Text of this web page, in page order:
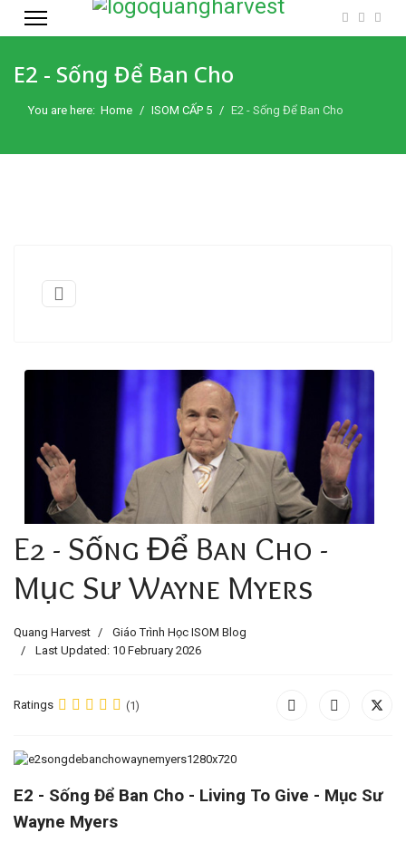
E2 - Sống Để Ban Cho
You are here: Home ISOM CẤP 5 E2 - Sống Để Ban Cho
E2 - Sống Để Ban Cho -
Mục Sư Wayne Myers
Quang Harvest
Giáo Trình Học ISOM Blog
Last Updated: 10 February 2026
Ratings (1)
E2 - Sống Để Ban Cho - Living To Give - Mục Sư
Wayne Myers